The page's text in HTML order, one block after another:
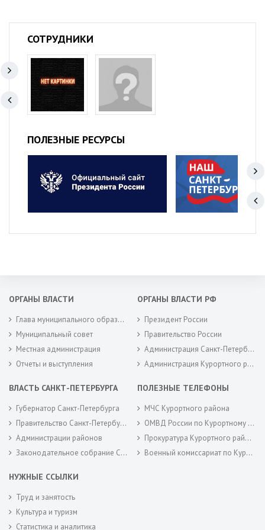
СОТРУДНИКИ
ПОЛЕЗНЫЕ РЕСУРСЫ
ОРГАНЫ ВЛАСТИ
Глава муниципального образования
Муниципальный совет
Местная администрация
Отчеты и выступления
ОРГАНЫ ВЛАСТИ РФ
Президент России
Правительство России
Администрация Санкт-Петербурга
Администрация Курортного района Санкт-Петербурга
ВЛАСТЬ САНКТ-ПЕТЕРБУРГА
Губернатор Санкт-Петербурга
Правительство Санкт-Петербурга
Администрации районов
Законодательное собрание Санкт-Петербурга
ПОЛЕЗНЫЕ ТЕЛЕФОНЫ
МЧС Курортного района
ОМВД России по Курортному району
Прокуратура Курортного района
Военный комиссариат по Курортному районам города Санкт-Петербурга
НУЖНЫЕ ССЫЛКИ
Труд и занятость
Культура и туризм
Статистика и аналитика